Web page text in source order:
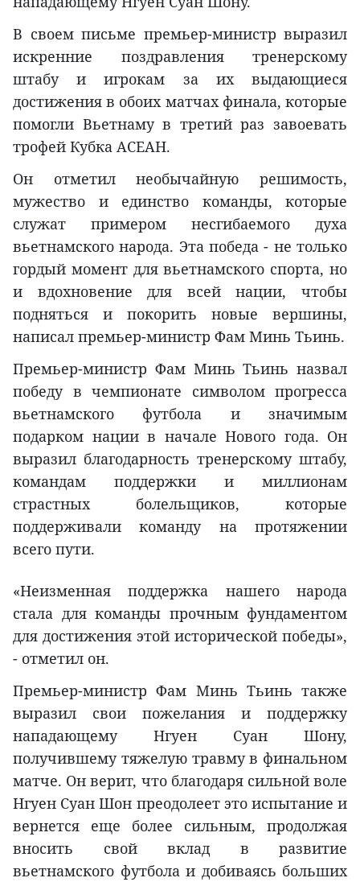
В своем письме премьер-министр выразил
искренние поздравления тренерскому
штабу и игрокам за их выдающиеся
достижения в обоих матчах финала, которые
помогли Вьетнаму в третий раз завоевать
трофей Кубка АСЕАН.
Он отметил необычайную решимость,
мужество и единство команды, которые
служат примером несгибаемого духа
вьетнамского народа. Эта победа - не только
гордый момент для вьетнамского спорта, но
и вдохновение для всей нации, чтобы
подняться и покорить новые вершины,
написал премьер-министр Фам Минь Тьинь.
Премьер-министр Фам Минь Тьинь назвал
победу в чемпионате символом прогресса
вьетнамского футбола и значимым
подарком нации в начале Нового года. Он
выразил благодарность тренерскому штабу,
командам поддержки и миллионам
страстных болельщиков, которые
поддерживали команду на протяжении
всего пути.
«Неизменная поддержка нашего народа
стала для команды прочным фундаментом
для достижения этой исторической победы»,
- отметил он.
Премьер-министр Фам Минь Тьинь также
выразил свои пожелания и поддержку
нападающему Нгуен Суан Шону,
получившему тяжелую травму в финальном
матче. Он верит, что благодаря сильной воле
Нгуен Суан Шон преодолеет это испытание и
вернется еще более сильным, продолжая
вносить свой вклад в развитие
вьетнамского футбола и добиваясь больших